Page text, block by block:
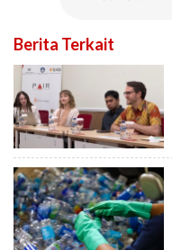
Berita Terkait